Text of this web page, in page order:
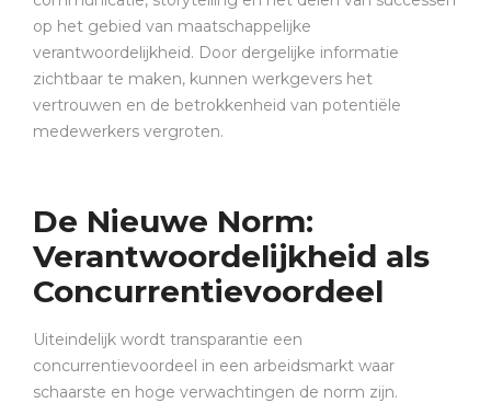
op het gebied van maatschappelijke
verantwoordelijkheid. Door dergelijke informatie
zichtbaar te maken, kunnen werkgevers het
vertrouwen en de betrokkenheid van potentiële
medewerkers vergroten.
De Nieuwe Norm:
Verantwoordelijkheid als
Concurrentievoordeel
Uiteindelijk wordt transparantie een
concurrentievoordeel in een arbeidsmarkt waar
schaarste en hoge verwachtingen de norm zijn.